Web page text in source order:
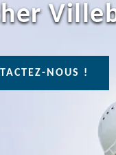
NOUS !